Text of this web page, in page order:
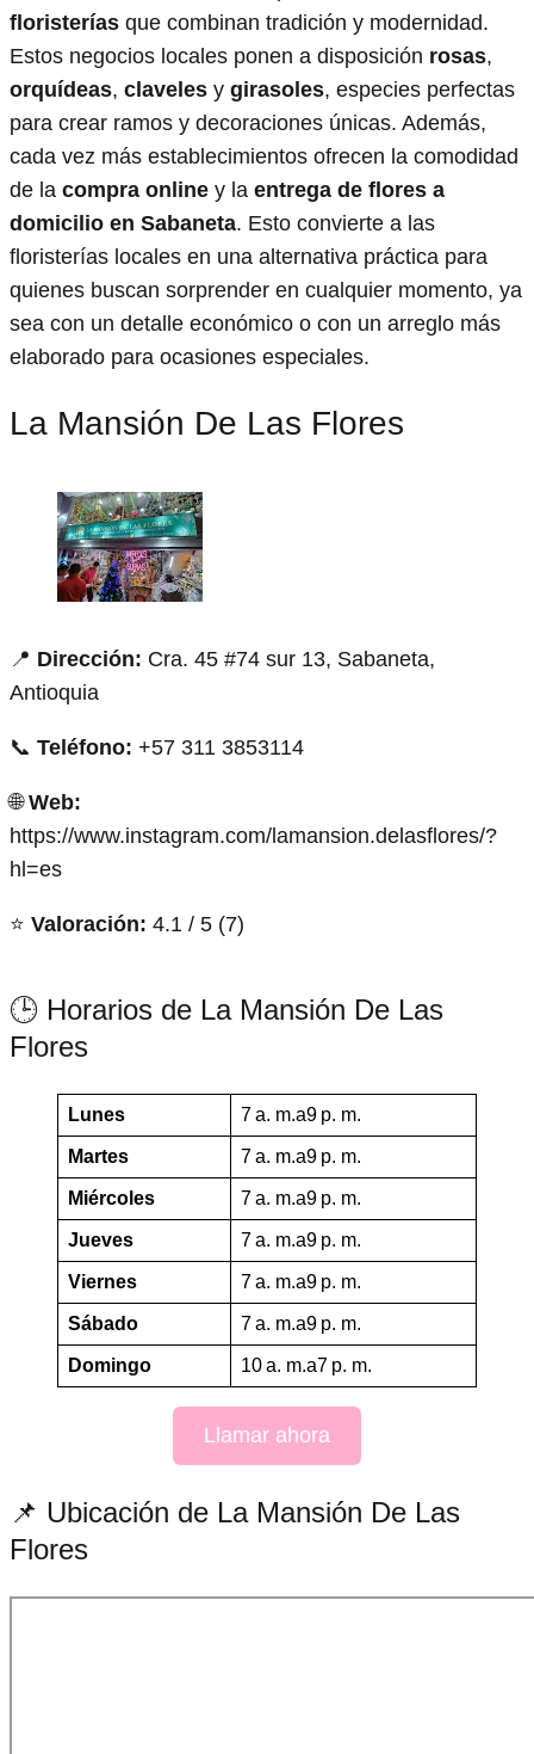
floristerías que combinan tradición y modernidad.
Estos negocios locales ponen a disposición rosas,
orquídeas, claveles y girasoles, especies perfectas
para crear ramos y decoraciones únicas. Además,
cada vez más establecimientos ofrecen la comodidad
de la compra online y la entrega de flores a
domicilio en Sabaneta. Esto convierte a las
floristerías locales en una alternativa práctica para
quienes buscan sorprender en cualquier momento, ya
sea con un detalle económico o con un arreglo más
elaborado para ocasiones especiales.
La Mansión De Las Flores
📍 Dirección: Cra. 45 #74 sur 13, Sabaneta,
Antioquia
📞 Teléfono: +57 311 3853114
🌐Web:
https://www.instagram.com/lamansion.delasflores/?
hl=es
⭐ Valoración: 4.1 / 5 (7)
🕒 Horarios de La Mansión De Las
Flores
Lunes 7 a. m.a9 p. m.
Martes 7 a. m.a9 p. m.
Miércoles 7 a. m.a9 p. m.
Jueves 7 a. m.a9 p. m.
Viernes 7 a. m.a9 p. m.
Sábado 7 a. m.a9 p. m.
Domingo 10 a. m.a7 p. m.
Llamar ahora
📌 Ubicación de La Mansión De Las
Flores